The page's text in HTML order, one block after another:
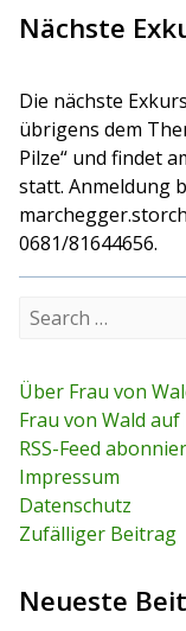
Nächste
Die nächste
übrigens dem
Pilze“ und findet
statt. Anmeldung
0681/81644656.
c
h
f
o
r
:
Über Frau von
Frau von Wald
RSS-Feed
Impressum
Datenschutz
Zufälliger Beitrag
Neueste